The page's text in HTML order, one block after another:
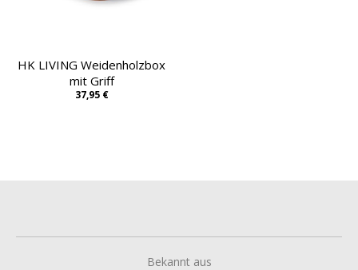
HK LIVING Weidenholzbox
mit Griff
37,95 €
Bekannt aus